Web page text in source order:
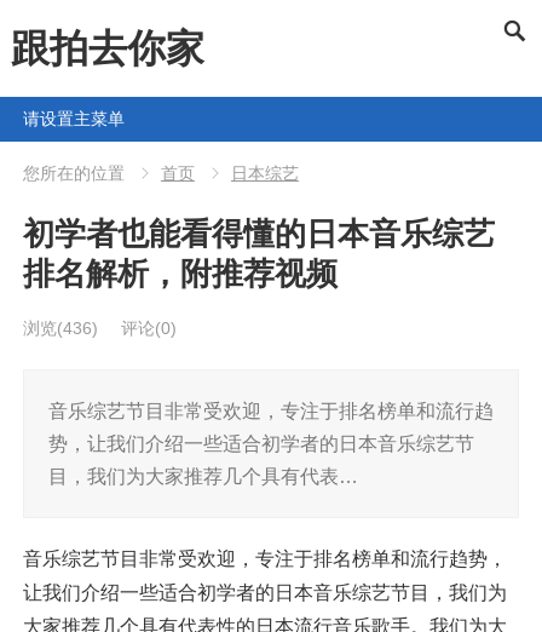
跟拍去你家
请设置主菜单
您所在的位置 首页 日本综艺
初学者也能看得懂的日本音乐综艺
排名解析，附推荐视频
浏览(436) 评论(0)
音乐综艺节目非常受欢迎，专注于排名榜单和流行趋
势，让我们介绍一些适合初学者的日本音乐综艺节
目，我们为大家推荐几个具有代表…
音乐综艺节目非常受欢迎，专注于排名榜单和流行趋势，
让我们介绍一些适合初学者的日本音乐综艺节目，我们为
大家推荐几个具有代表性的日本流行音乐歌手。我们为大